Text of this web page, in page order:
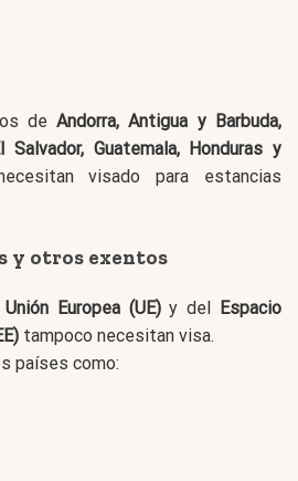
deAndorra, Antigua y Barbuda,
Salvador, Guatemala, Honduras y
visado para estancias
y otros exentos
Unión Europea (UE)y del Espacio
tampoco necesitan visa.
países como: